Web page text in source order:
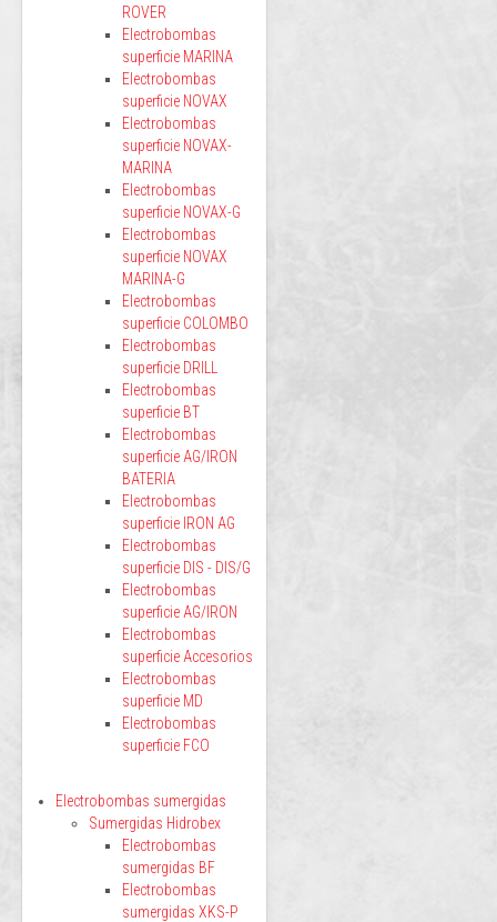
ROVER
Electrobombas
superficie MARINA
Electrobombas
superficie NOVAX
Electrobombas
superficie NOVAX-
MARINA
Electrobombas
superficie NOVAX-G
Electrobombas
superficie NOVAX
MARINA-G
Electrobombas
superficie COLOMBO
Electrobombas
superficie DRILL
Electrobombas
superficie BT
Electrobombas
superficie AG/IRON
BATERIA
Electrobombas
superficie IRON AG
Electrobombas
superficie DIS - DIS/G
Electrobombas
superficie AG/IRON
Electrobombas
superficie Accesorios
Electrobombas
superficie MD
Electrobombas
superficie FCO
Electrobombas sumergidas
Sumergidas Hidrobex
Electrobombas
sumergidas BF
Electrobombas
sumergidas XKS-P